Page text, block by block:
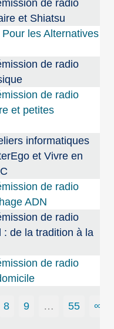
de radio
et Shiatsu
les Alternatives
de radio
de radio
et petites
informatiques
et Vivre en
de radio
ADN
de radio
: de la tradition à la
de radio
8 9 … 55 ∞